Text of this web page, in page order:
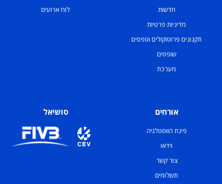
חדשות
מדיניות פרטיות
תקנונים פרוטוקולים וטפסים
שופטים
מערכת
לוח ארועים
אורחים
פינת הווסטלגיה
וידאו
צור קשר
תשלומים
סושיאל